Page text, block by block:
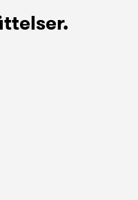
Analytisk syn på historia.